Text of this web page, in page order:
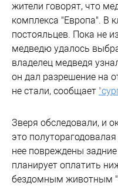
жители говорят, что
комплекса "Европа". В
постояльцев. Пока не
медведю удалось
владелец медведя
он дал разрешение на
не стали, сообщает
Зверя обследовали, и
это
нее повреждены
планирует оплатить
бездомным животным